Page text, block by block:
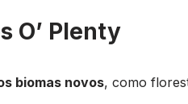
O’ Plenty
biomas novos, como